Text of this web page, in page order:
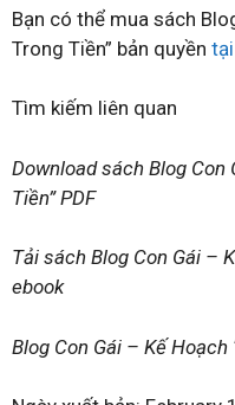
Bạn có thể mua sách
Trong Tiền” bản quyền
Tìm kiếm liên quan
Download sách Blog Con
Tiền” PDF
Tải sách Blog Con Gái –
ebook
Blog Con Gái – Kế Hoạch